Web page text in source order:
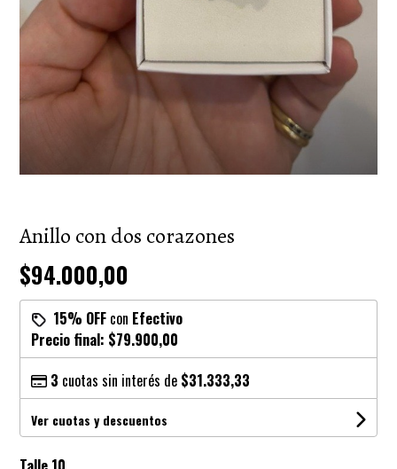
Anillo con dos corazones
$94.000,00
15% OFF con Efectivo
Precio final: $79.900,00
3 cuotas sin interés de $31.333,33
Ver cuotas y descuentos